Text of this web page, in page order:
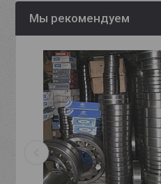
Мы рекомендуем